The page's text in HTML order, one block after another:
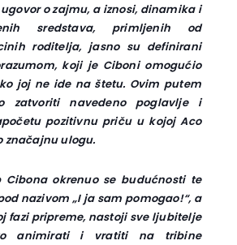
o zajmu, a iznosi, dinamika i
sredstava, primljenih od
roditelja, jasno su definirani
koji je Ciboni omogućio
joj ne ide na štetu. Ovim putem
zatvoriti navedeno poglavlje i
pozitivnu priču u kojoj Aco
značajnu ulogu.
Cibona okrenuo se budućnosti te
nazivom „I ja sam pomogao!“, a
fazi pripreme, nastoji sve ljubitelje
animirati i vratiti na tribine